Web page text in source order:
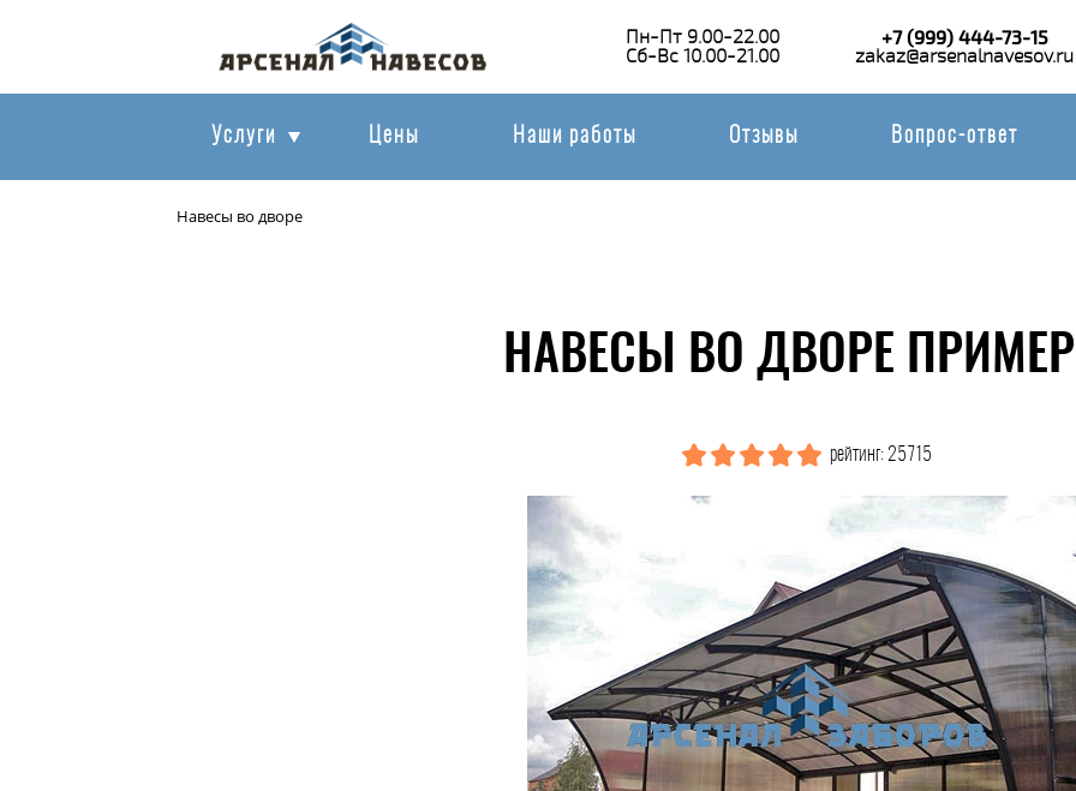
Пн-Пт 9.00-22.00
Сб-Вс 10.00-21.00
+7 (999) 444-73-15
zakaz@arsenalnavesov.ru
Услуги Цены Наши работы Отзывы Вопрос-ответ
Навесы во дворе
НАВЕСЫ ВО ДВОРЕ
рейтинг: 25715